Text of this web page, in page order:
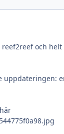
reef2reef och
uppdateringen: